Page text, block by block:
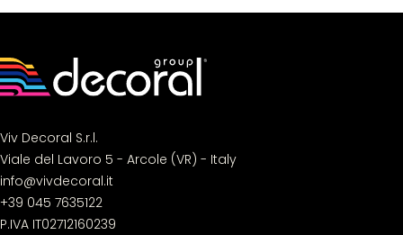
Viv Decoral S.r.l.
Viale del Lavoro 5 - Arcole (VR) - Italy
info@vivdecoral.it
+39 045 7635122
P.IVA IT02712160239